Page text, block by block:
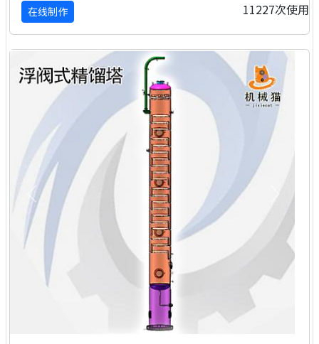
在线制作 11227次使用